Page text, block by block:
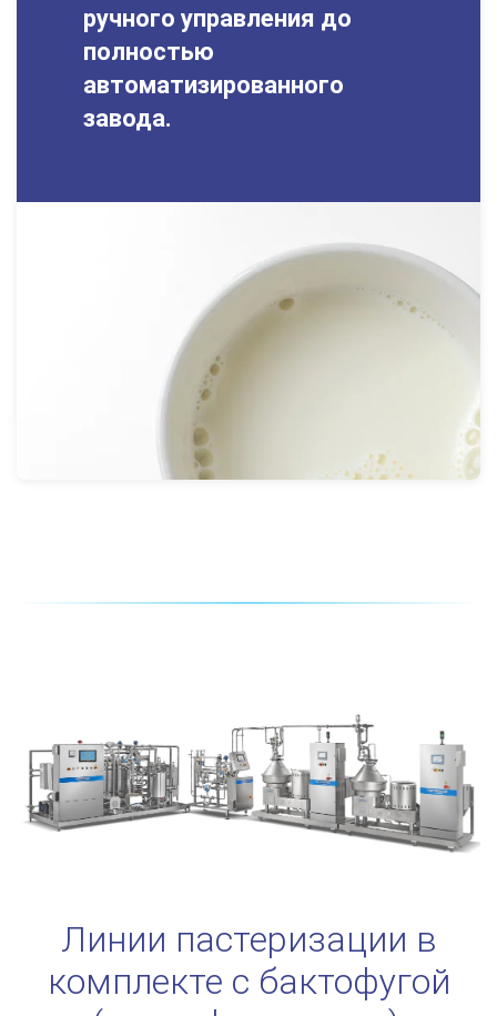
ручного управления до
полностью
автоматизированного
завода.
Линии пастеризации в
комплекте с бактофугой